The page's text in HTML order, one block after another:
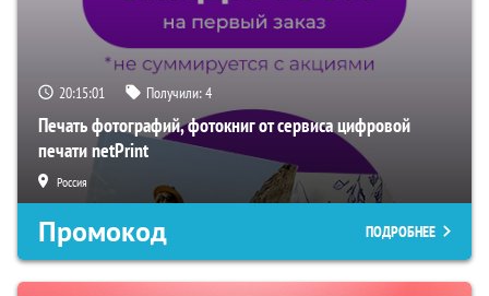
20:15:00 Получили:4
Печать фотографий, фотокниг от сервиса цифровой
печати netPrint
Россия
Промокод ПОДРОБНЕЕ